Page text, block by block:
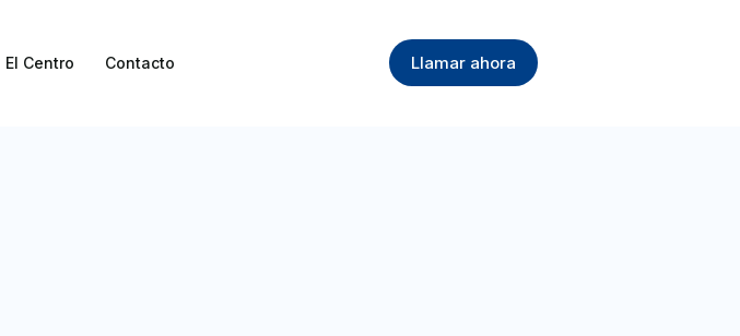
El Centro Contacto Llamar ahora